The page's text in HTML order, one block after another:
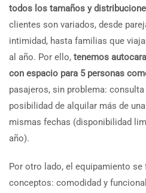
todos los tamaños y
clientes son variados, desde
intimidad, hasta familias que
al año. Por ello, tenemos
con espacio para 5 personas
pasajeros, sin problema:
posibilidad de alquilar más de
mismas fechas (disponibilidad
año).
Por otro lado, el equipamiento se
conceptos: comodidad y